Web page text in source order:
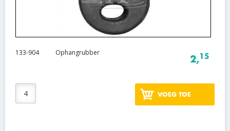
133-904 Ophangrubber
2,15
VOEG TOE